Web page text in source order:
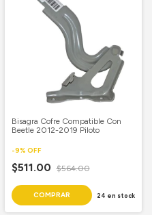
Bisagra Cofre Compatible Con
Beetle 2012-2019 Piloto
-9% OFF
$511.00 $564.00
24 en stock